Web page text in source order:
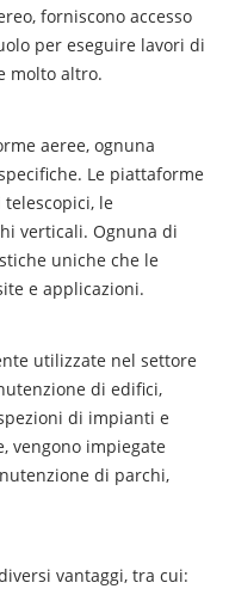
forniscono accesso
per eseguire lavori di
molto altro.
aeree, ognuna
Le piattaforme
le
verticali. Ognuna di
uniche che le
e applicazioni.
utilizzate nel settore
di edifici,
di impianti e
vengono impiegate
di parchi,
vantaggi, tra cui: